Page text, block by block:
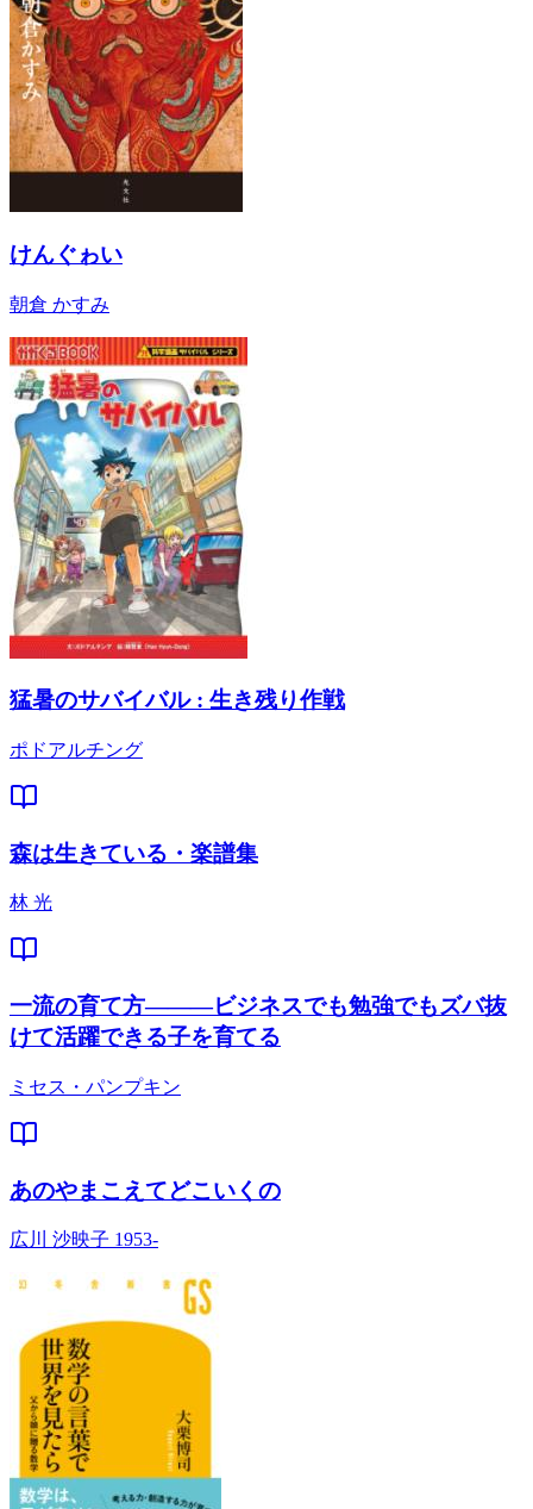
けんぐゎい
朝倉 かすみ
猛暑のサバイバル : 生き残り作戦
ポドアルチング
森は生きている・楽譜集
林 光
一流の育て方―――ビジネスでも勉強でもズバ抜
けて活躍できる子を育てる
ミセス・パンプキン
あのやまこえてどこいくの
広川 沙映子 1953-